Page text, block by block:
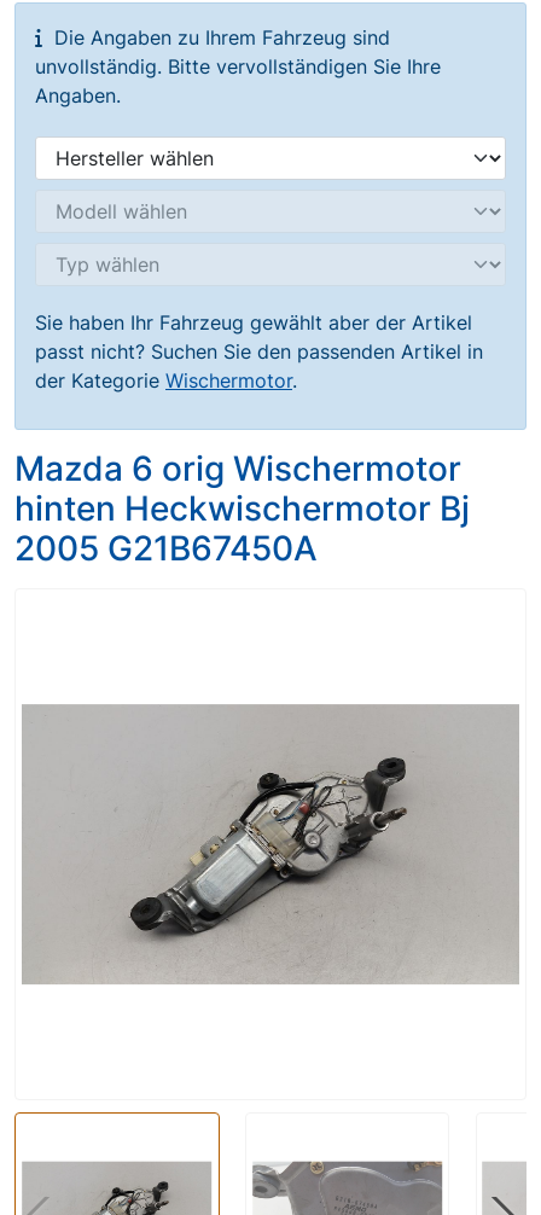
Die Angaben zu Ihrem Fahrzeug sind
unvollständig. Bitte vervollständigen Sie Ihre
Angaben.
Sie haben Ihr Fahrzeug gewählt aber der Artikel
passt nicht? Suchen Sie den passenden Artikel in
der Kategorie Wischermotor.
Mazda 6 orig Wischermotor
hinten Heckwischermotor Bj
2005 G21B67450A